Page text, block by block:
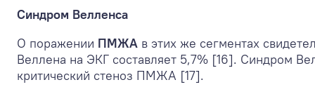
Синдром Велленса
О поражении ПМЖА в этих же сегментах
Веллена на ЭКГ составляет 5,7% [16]. Синдром
критический стеноз ПМЖА [17].